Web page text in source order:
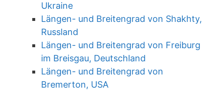
Ukraine
Längen- und Breitengrad von Shakhty,
Russland
Längen- und Breitengrad von Freiburg
im Breisgau, Deutschland
Längen- und Breitengrad von
Bremerton, USA